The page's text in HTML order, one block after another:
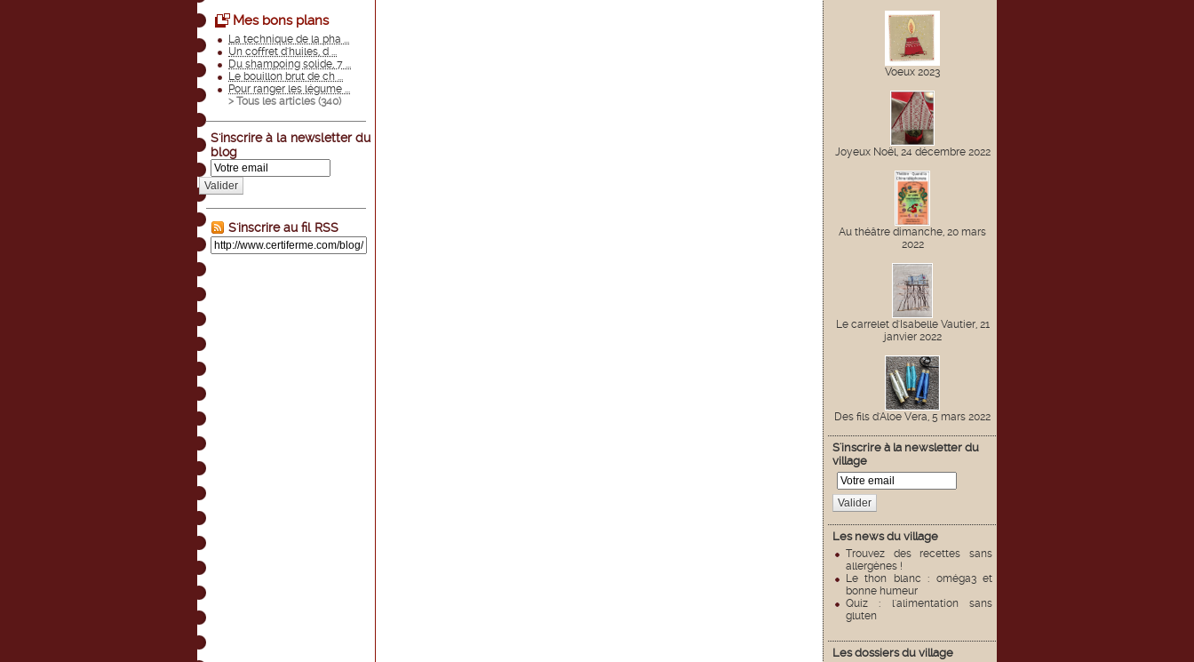
Voeux 2023
Joyeux Noël, 24 décembre 2022
Au théâtre dimanche, 20 mars
2022
Le carrelet d'Isabelle Vautier, 21
janvier 2022
Des fils d'Aloe Vera, 5 mars 2022
S'inscrire à la newsletter du
village
Valider
Les news du village
Trouvez des recettes sans
allergènes !
Le thon blanc : oméga3 et
bonne humeur
Quiz : l'alimentation sans
gluten
Les dossiers du village
Mes bons plans
La technique de la pha ...
Un coffret d'huiles, d ...
Du shampoing solide, 7 ...
Le bouillon brut de ch ...
Pour ranger les légume ...
> Tous les articles (340)
S'inscrire à la newsletter du
blog
Valider
S'inscrire au fil RSS